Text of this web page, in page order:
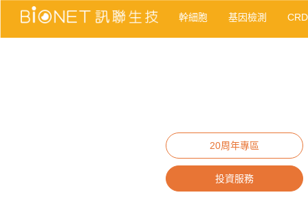
幹細胞 基因檢測
20周年專區
投資服務